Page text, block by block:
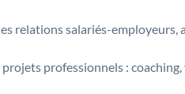
relations salariés-
professionnels :